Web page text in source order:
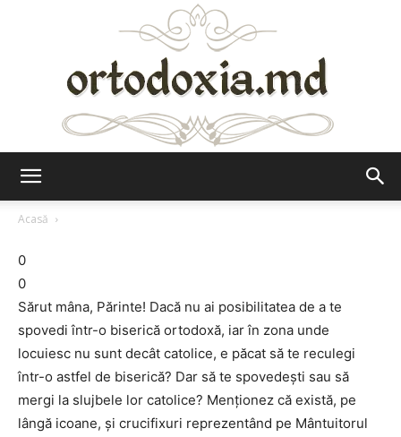
Acasă
0
0
Sărut mâna, Părinte! Dacă nu ai posibilitatea de a te
spovedi într-o biserică ortodoxă, iar în zona unde
locuiesc nu sunt decât catolice, e păcat să te reculegi
într-o astfel de biserică? Dar să te spovedeşti sau să
mergi la slujbele lor catolice? Menţionez că există, pe
lângă icoane, şi crucifixuri reprezentând pe Mântuitorul